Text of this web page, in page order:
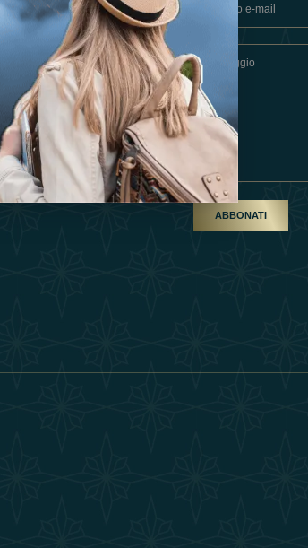
Termini E Condizioni
Diventa Un Partner
Our Team
ABBONATI